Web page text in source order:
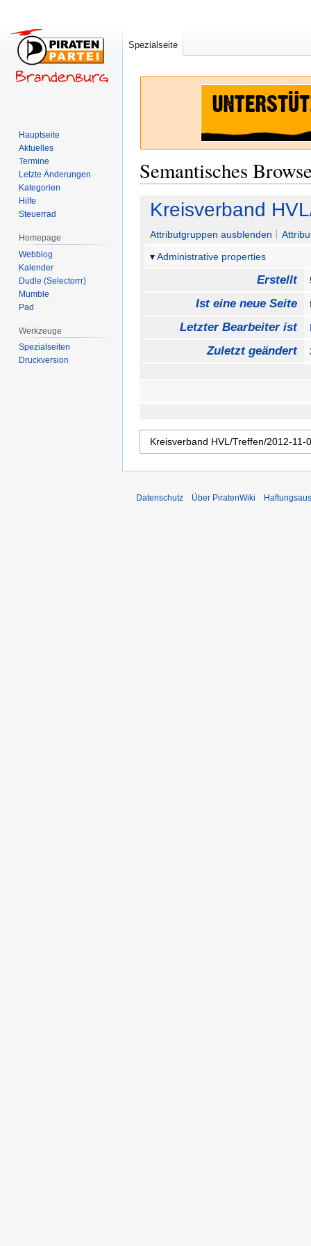
Semantisches
Zur
Navigation
springen
Zur
Suche
springen
Kreisverband
Attributgruppen ausblenden
Administrative properties
Erstellt
Ist eine neue Seite
Letzter Bearbeiter ist
Zuletzt geändert
Spezialseite
Hauptseite
Aktuelles
Termine
Letzte Änderungen
Kategorien
Hilfe
Steuerrad
Homepage
Webblog
Kalender
Dudle (Selectorrr)
Mumble
Pad
Werkzeuge
Spezialseiten
Druckversion
Datenschutz Über PiratenWiki